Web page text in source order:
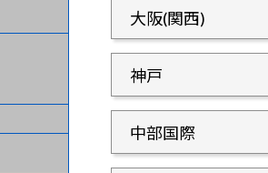
大阪(関西)
神戸
中部国際